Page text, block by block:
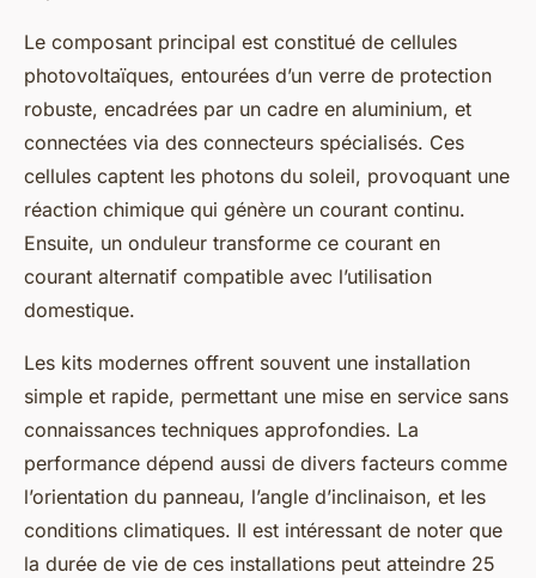
Le composant principal est constitué de cellules
photovoltaïques, entourées d’un verre de protection
robuste, encadrées par un cadre en aluminium, et
connectées via des connecteurs spécialisés. Ces
cellules captent les photons du soleil, provoquant une
réaction chimique qui génère un courant continu.
Ensuite, un onduleur transforme ce courant en
courant alternatif compatible avec l’utilisation
domestique.
Les kits modernes offrent souvent une installation
simple et rapide, permettant une mise en service sans
connaissances techniques approfondies. La
performance dépend aussi de divers facteurs comme
l’orientation du panneau, l’angle d’inclinaison, et les
conditions climatiques. Il est intéressant de noter que
la durée de vie de ces installations peut atteindre 25